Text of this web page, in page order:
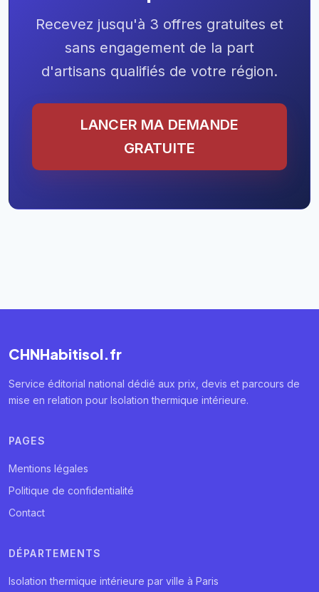
Recevez jusqu'à 3 offres gratuites et
sans engagement de la part
d'artisans qualifiés de votre région.
LANCER MA DEMANDE
GRATUITE
CHNHabitisol.fr
Service éditorial national dédié aux prix, devis et parcours de
mise en relation pour Isolation thermique intérieure.
PAGES
Mentions légales
Politique de confidentialité
Contact
DÉPARTEMENTS
Isolation thermique intérieure par ville à Paris